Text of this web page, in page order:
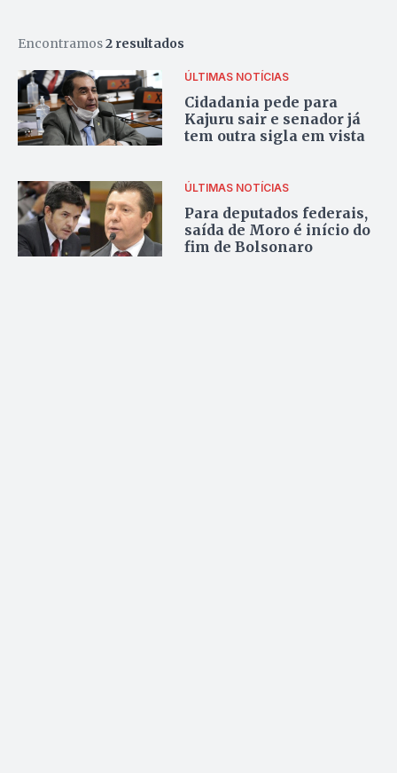
Encontramos2 resultados
ÚLTIMAS NOTÍCIAS
Cidadania pede para
Kajuru sair e senador já
tem outra sigla em vista
ÚLTIMAS NOTÍCIAS
Para deputados federais,
saída de Moro é início do
fim de Bolsonaro